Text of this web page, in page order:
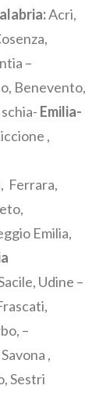
Acri,
–
Benevento,
Emilia-
,
Ferrara,
Emilia,
Udine –
–
,
Sestri